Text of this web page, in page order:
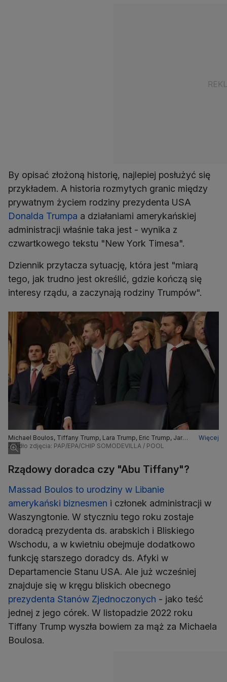
By opisać złożoną historię, najlepiej posłużyć się
przykładem. A historia rozmytych granic między
prywatnym życiem rodziny prezydenta USA
Donalda Trumpa a działaniami amerykańskiej
administracji właśnie taka jest - wynika z
czwartkowego tekstu "New York Timesa".
Dziennik przytacza sytuację, która jest "miarą
tego, jak trudno jest określić, gdzie kończą się
interesy rządu, a zaczynają rodziny Trumpów".
Michael Boulos, Tiffany Trump, Lara Trump, Eric Trump, Jared
Kushner, Ivanka Trump i Donald Trump Jr
Więcej
Źródło zdjęcia: PAP/EPA/CHIP SOMODEVILLA / POOL
Rządowy doradca czy "Abu Tiffany"?
Massad Boulos to urodziny w Libanie
amerykański biznesmen i członek administracji w
Waszyngtonie. W styczniu tego roku zostaje
doradcą prezydenta ds. arabskich i Bliskiego
Wschodu, a w kwietniu obejmuje dodatkowo
funkcję starszego doradcy ds. Afyki w
Departamencie Stanu USA. Ale już wcześniej
znajduje się w kręgu bliskich obecnego
prezydenta Stanów Zjednoczonych - jako teść
jednej z jego córek. W listopadzie 2022 roku
Tiffany Trump wyszła bowiem za mąż za Michaela
Boulosa.